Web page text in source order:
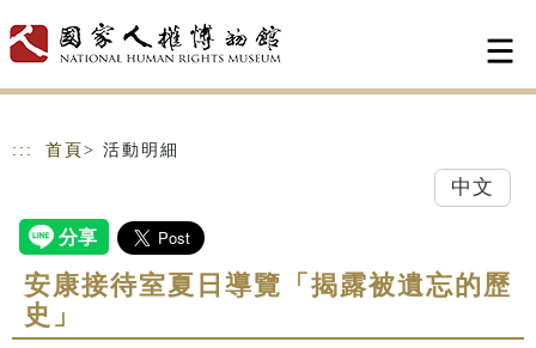
::: 首頁 > 活動明細
中文
安康接待室夏日導覽「揭露被遺忘的歷
史」